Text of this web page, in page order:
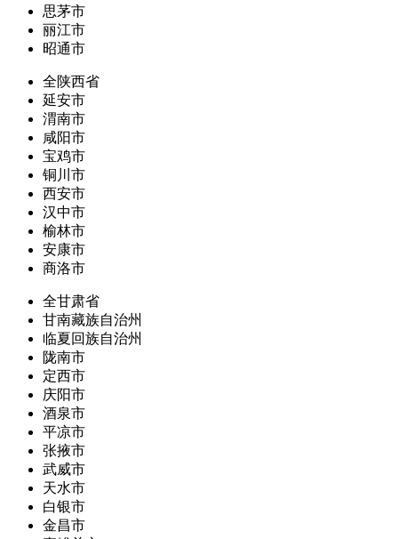
思茅市
丽江市
昭通市
全陕西省
延安市
渭南市
咸阳市
宝鸡市
铜川市
西安市
汉中市
榆林市
安康市
商洛市
全甘肃省
甘南藏族自治州
临夏回族自治州
陇南市
定西市
庆阳市
酒泉市
平凉市
张掖市
武威市
天水市
白银市
金昌市